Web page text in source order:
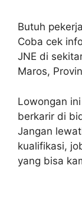
Butuh
Coba cek
JNE di
Maros,
Lowongan
berkarir di
Jangan
kualifikasi,
yang bisa